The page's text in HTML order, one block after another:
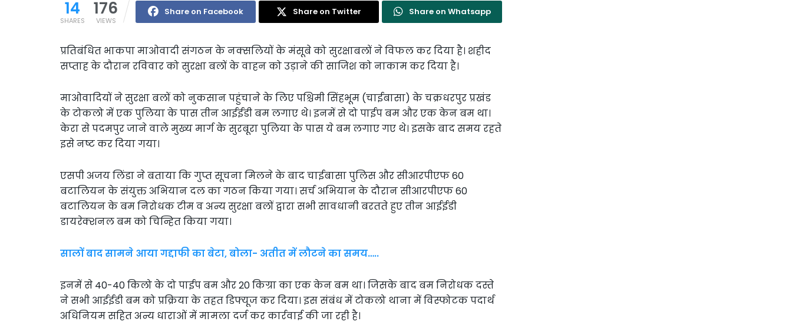
14
SHARES
176
VIEWS
Share on Facebook Share on Twitter Share on Whatsapp
प्रतिबंधित भाकपा माओवादी संगठन के नक्सलियों के मंसूबे को सुरक्षाबलों ने विफल कर दिया है। शहीद
सप्ताह के दौरान रविवार को सुरक्षा बलों के वाहन को उड़ाने की साजिश को नाकाम कर दिया है।
माओवादियों ने सुरक्षा बलों को नुकसान पहुंचाने के लिए पश्चिमी सिंहभूम (चाईबासा) के चक्रधरपुर प्रखंड
के टोकलो में एक पुलिया के पास तीन आईईडी बम लगाए थे। इनमें से दो पाईप बम और एक केन बम था।
केरा से पदमपुर जाने वाले मुख्य मार्ग के सुरबूरा पुलिया के पास ये बम लगाए गए थे। इसके बाद समय रहते
इसे नष्ट कर दिया गया।
एसपी अजय लिंडा ने बताया कि गुप्त सूचना मिलने के बाद चाईबासा पुलिस और सीआरपीएफ 60
बटालियन के संयुक्त अभियान दल का गठन किया गया। सर्च अभियान के दौरान सीआरपीएफ 60
बटालियन के बम निरोधक टीम व अन्य सुरक्षा बलों द्वारा सभी सावधानी बरतते हुए तीन आईईडी
डायरेक्शनल बम को चिन्हित किया गया।
सालों बाद सामने आया गद्दाफी का बेटा, बोला- अतीत में लौटने का समय…..
इनमें से 40-40 किलो के दो पाईप बम और 20 किग्रा का एक केन बम था। जिसके बाद बम निरोधक दस्ते
ने सभी आईईडी बम को प्रक्रिया के तहत डिफ्यूज कर दिया। इस संबंध में टोकलो थाना में विस्फोटक पदार्थ
अधिनियम सहित अन्य धाराओं में मामला दर्ज कर कार्रवाई की जा रही है।